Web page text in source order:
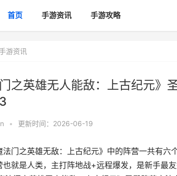
首页 手游资讯 手游攻略
游资讯
门之英雄无人能敌：上古纪元》
• 更新时间：2026-06-19
法门之英雄无敌：上古纪元》中的阵营一共有
也就是人类，主打阵地战+远程爆发，是新手最